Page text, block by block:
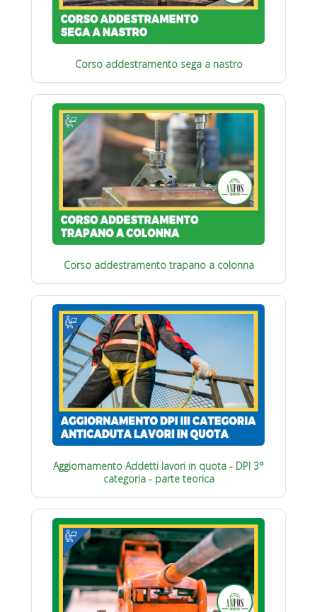
Corso addestramento sega a nastro
Corso addestramento trapano a colonna
Aggiornamento Addetti lavori in quota - DPI 3°
categoria - parte teorica